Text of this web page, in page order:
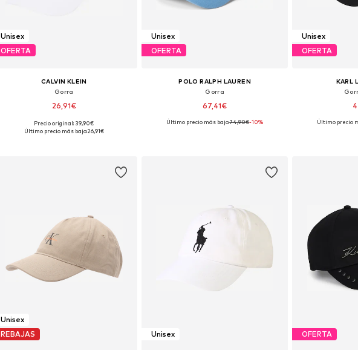
Unisex
OFERTA
CALVIN KLEIN
Gorra
26,91€
Tallas disponibles: 55-60
Precio original: 39,90€
Último precio más bajo:26,91€
Unisex
OFERTA
POLO RALPH LAUREN
Gorra
67,41€
+26
Tallas disponibles: 55-60
Último precio más bajo:74,90€-10%
Unisex
OFERTA
KARL
Tallas
Último precio
Unisex
REBAJAS
Unisex OFERTA